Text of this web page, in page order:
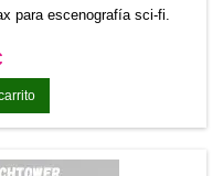
para escenografía sci-fi.